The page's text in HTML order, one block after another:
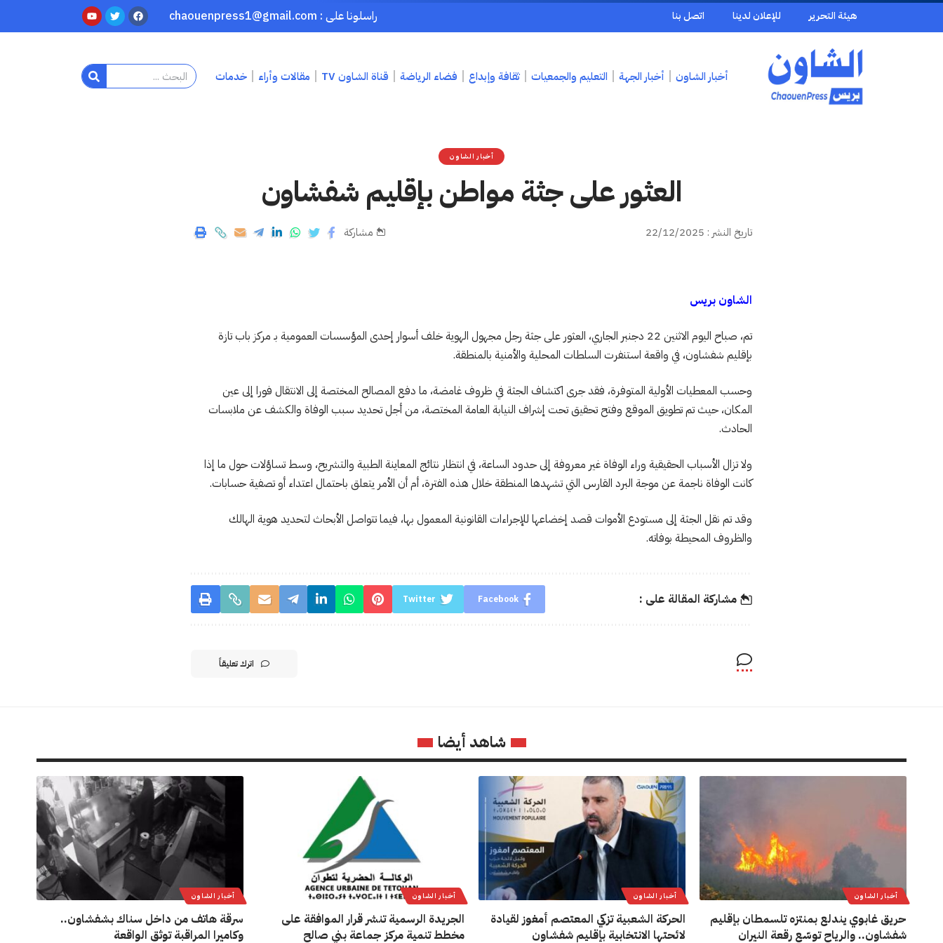
هيئة التحرير للإعلان لدينا اتصل بنا راسلونا على : chaouenpress1@gmail.com
أخبار الشاون أخبار الجهة التعليم والجمعيات ثقافة وإبداع فضاء الرياضة قناة الشاون TV مقالات وأراء خدمات
أخبار الشاون
العثور على جثة مواطن بإقليم شفشاون
تاريخ النشر : 22/12/2025 مشاركة
الشاون بريس
تم، صباح اليوم الاثنين 22 دجنبر الجاري، العثور على جثة رجل مجهول الهوية خلف أسوار إحدى المؤسسات العمومية بـ مركز باب تازة
بإقليم شفشاون، في واقعة استنفرت السلطات المحلية والأمنية بالمنطقة.
وحسب المعطيات الأولية المتوفرة، فقد جرى اكتشاف الجثة في ظروف غامضة، ما دفع المصالح المختصة إلى الانتقال فورا إلى عين
المكان، حيث تم تطويق الموقع وفتح تحقيق تحت إشراف النيابة العامة المختصة، من أجل تحديد سبب الوفاة والكشف عن ملابسات
الحادث.
ولا تزال الأسباب الحقيقية وراء الوفاة غير معروفة إلى حدود الساعة، في انتظار نتائج المعاينة الطبية والتشريح، وسط تساؤلات حول ما إذا
كانت الوفاة ناجمة عن موجة البرد القارس التي تشهدها المنطقة خلال هذه الفترة، أم أن الأمر يتعلق باحتمال اعتداء أو تصفية حسابات.
وقد تم نقل الجثة إلى مستودع الأموات قصد إخضاعها للإجراءات القانونية المعمول بها، فيما تتواصل الأبحاث لتحديد هوية الهالك
والظروف المحيطة بوفاته.
مشاركة المقالة على : Facebook
Twitter
اترك تعليقاً
شاهد أيضا
أخبار الشاون
حريق غابوي يندلع بمنتزه تلسمطان بإقليم
شفشاون.. والرياح توسّع رقعة النيران
أخبار الشاون
الحركة الشعبية تزكي المعتصم أمغوز لقيادة
لائحتها الانتخابية بإقليم شفشاون
أخبار الشاون
الجريدة الرسمية تنشر قرار الموافقة على
مخطط تنمية مركز جماعة بني صالح
أخبار الشاون
سرقة هاتف من داخل سناك بشفشاون..
وكاميرا المراقبة توثق الواقعة